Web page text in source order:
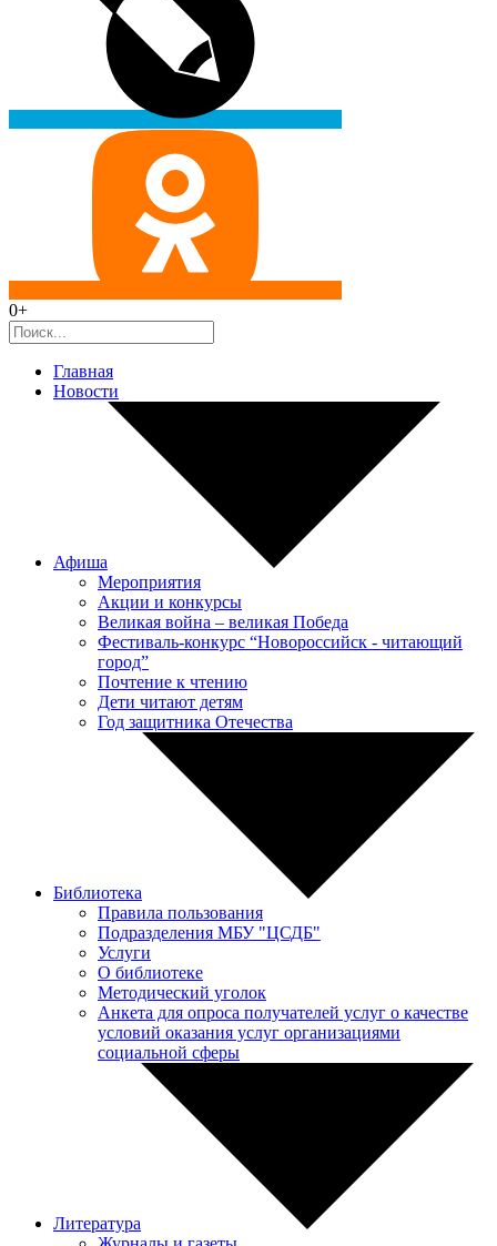
0+
Главная
Новости
Афиша
Мероприятия
Акции и конкурсы
Великая война – великая Победа
Фестиваль-конкурс “Новороссийск - читающий
город”
Почтение к чтению
Дети читают детям
Год защитника Отечества
Библиотека
Правила пользования
Подразделения МБУ "ЦСДБ"
Услуги
О библиотеке
Методический уголок
Анкета для опроса получателей услуг о качестве
условий оказания услуг организациями
социальной сферы
Литература